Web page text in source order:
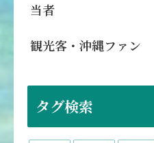
当者
観光客・沖縄ファン
タグ検索